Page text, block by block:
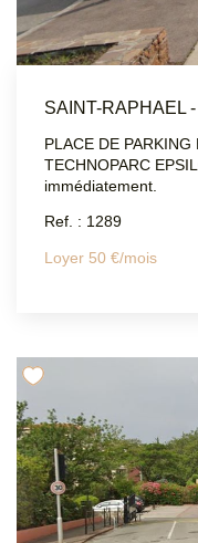
PLACE DE
TECHNOPARC
immédiatement.
Ref. : 1289
Loyer 50 €/mois